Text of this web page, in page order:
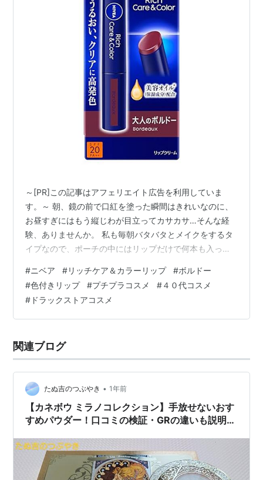
～[PR]この記事はアフェリエイト広告を利用していま
す。～ 朝、鏡の前で口紅を塗った瞬間はきれいなのに、
お昼すぎにはもう縦じわが目立ってカサカサ…そんな経
験、ありませんか。 私も毎朝バタバタとメイクをするタ
イプなので、ポーチの中にはリップだけで何本も入って
るのに色が物足りないものなど、なかなか「これ一本で
いい」と思えるアイテムに出会えず、ずっと探していま
した。 朝のメイクに使える時間は、子どもの準備や身支
度でどんどん削られていくもの。だからこそ、塗るだけ
に常備しておきたいですよね。 そんなとき、…
#ニベア #リッチケア＆カラーリップ #ボルドー
#色付きリップ #プチプラコスメ #４０代コスメ
# ドラックストアコスメ
関連ブログ
たぬ吉のつぶやき • 1年前
【カネボウ ミラノコレクション】手放せないおす
すめパウダー！口コミの検証・GRの違いも説明し